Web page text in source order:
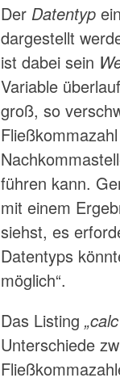
Der Datentyp
dargestellt
ist dabei sein
Variable
groß, so
führen kann.
mit einem
siehst, es
Datentyps
möglich“.
Das Listing
Unterschiede